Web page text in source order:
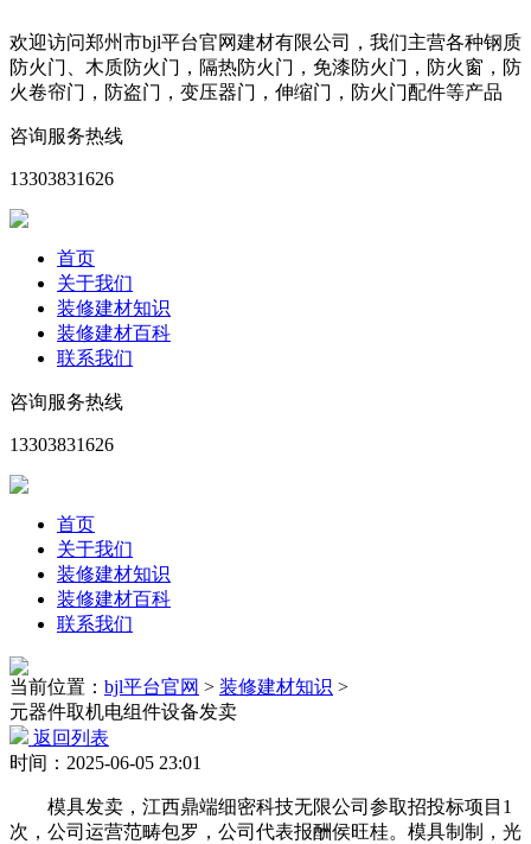
欢迎访问郑州市bjl平台官网建材有限公司，我们主营各种钢质
防火门、木质防火门，隔热防火门，免漆防火门，防火窗，防
火卷帘门，防盗门，变压器门，伸缩门，防火门配件等产品
咨询服务热线
13303831626
首页
关于我们
装修建材知识
装修建材百科
联系我们
咨询服务热线
13303831626
首页
关于我们
装修建材知识
装修建材百科
联系我们
当前位置： bjl平台官网 > 装修建材知识 >
元器件取机电组件设备发卖
返回列表
时间：2025-06-05 23:01
模具发卖，江西鼎端细密科技无限公司参取招投标项目1
次，公司运营范畴包罗，公司代表报酬侯旺桂。模具制制，光